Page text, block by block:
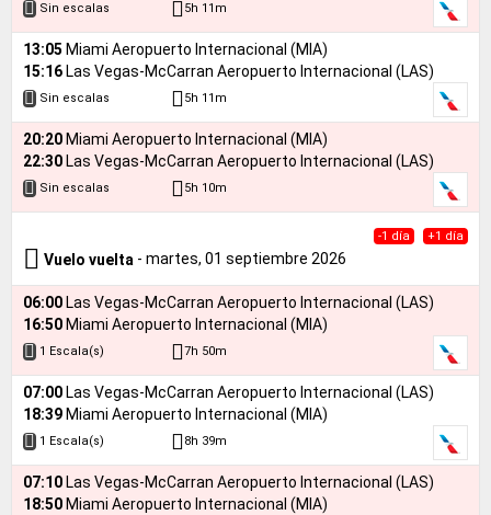
Sin escalas 5h 11m
13:05 Miami Aeropuerto Internacional (MIA)
15:16 Las Vegas-McCarran Aeropuerto Internacional (LAS)
Sin escalas 5h 11m
20:20 Miami Aeropuerto Internacional (MIA)
22:30 Las Vegas-McCarran Aeropuerto Internacional (LAS)
Sin escalas 5h 10m
-1 día +1 día
Vuelo vuelta - martes, 01 septiembre 2026
06:00 Las Vegas-McCarran Aeropuerto Internacional (LAS)
16:50 Miami Aeropuerto Internacional (MIA)
1 Escala(s) 7h 50m
07:00 Las Vegas-McCarran Aeropuerto Internacional (LAS)
18:39 Miami Aeropuerto Internacional (MIA)
1 Escala(s) 8h 39m
07:10 Las Vegas-McCarran Aeropuerto Internacional (LAS)
18:50 Miami Aeropuerto Internacional (MIA)